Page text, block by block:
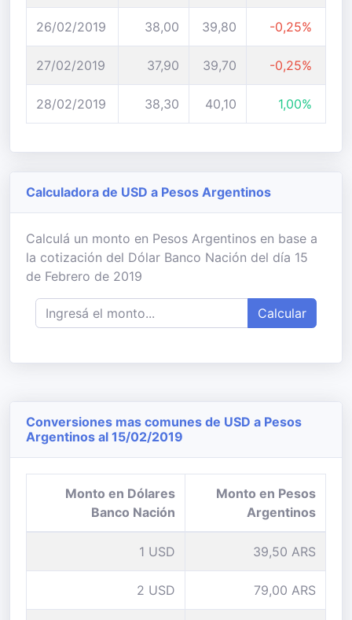
26/02/2019 38,00 39,80 -0,25%
27/02/2019 37,90 39,70 -0,25%
28/02/2019 38,30 40,10 1,00%
Calculadora de USD a Pesos Argentinos
Calculá un monto en Pesos Argentinos en base a
la cotización del Dólar Banco Nación del día 15
de Febrero de 2019
Calcular
Conversiones mas comunes de USD a Pesos
Argentinos al 15/02/2019
Monto en Dólares
Banco Nación
Monto en Pesos
Argentinos
1 USD 39,50 ARS
2 USD 79,00 ARS